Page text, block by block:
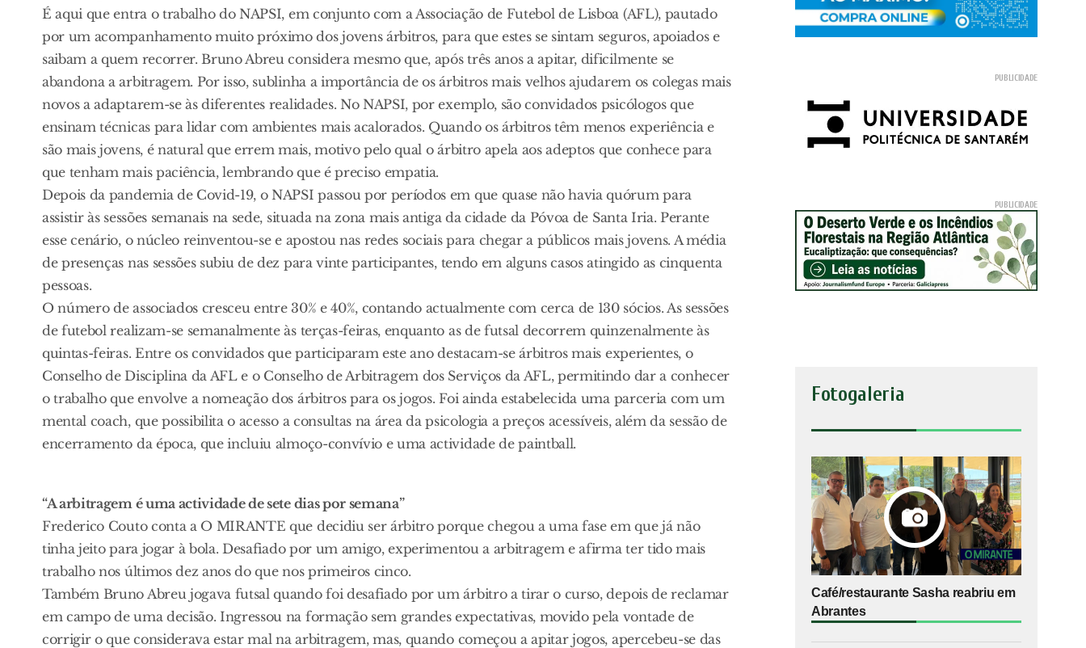
É aqui que entra o trabalho do NAPSI, em conjunto com a Associação de Futebol de Lisboa (AFL), pautado
por um acompanhamento muito próximo dos jovens árbitros, para que estes se sintam seguros, apoiados e
saibam a quem recorrer. Bruno Abreu considera mesmo que, após três anos a apitar, dificilmente se
abandona a arbitragem. Por isso, sublinha a importância de os árbitros mais velhos ajudarem os colegas mais
novos a adaptarem-se às diferentes realidades. No NAPSI, por exemplo, são convidados psicólogos que
ensinam técnicas para lidar com ambientes mais acalorados. Quando os árbitros têm menos experiência e
são mais jovens, é natural que errem mais, motivo pelo qual o árbitro apela aos adeptos que conhece para
que tenham mais paciência, lembrando que é preciso empatia.
Depois da pandemia de Covid-19, o NAPSI passou por períodos em que quase não havia quórum para
assistir às sessões semanais na sede, situada na zona mais antiga da cidade da Póvoa de Santa Iria. Perante
esse cenário, o núcleo reinventou-se e apostou nas redes sociais para chegar a públicos mais jovens. A média
de presenças nas sessões subiu de dez para vinte participantes, tendo em alguns casos atingido as cinquenta
pessoas.
O número de associados cresceu entre 30% e 40%, contando actualmente com cerca de 130 sócios. As sessões
de futebol realizam-se semanalmente às terças-feiras, enquanto as de futsal decorrem quinzenalmente às
quintas-feiras. Entre os convidados que participaram este ano destacam-se árbitros mais experientes, o
Conselho de Disciplina da AFL e o Conselho de Arbitragem dos Serviços da AFL, permitindo dar a conhecer
o trabalho que envolve a nomeação dos árbitros para os jogos. Foi ainda estabelecida uma parceria com um
mental coach, que possibilita o acesso a consultas na área da psicologia a preços acessíveis, além da sessão de
encerramento da época, que incluiu almoço-convívio e uma actividade de paintball.
“A arbitragem é uma actividade de sete dias por semana”
Frederico Couto conta a O MIRANTE que decidiu ser árbitro porque chegou a uma fase em que já não
tinha jeito para jogar à bola. Desafiado por um amigo, experimentou a arbitragem e afirma ter tido mais
trabalho nos últimos dez anos do que nos primeiros cinco.
Também Bruno Abreu jogava futsal quando foi desafiado por um árbitro a tirar o curso, depois de reclamar
em campo de uma decisão. Ingressou na formação sem grandes expectativas, movido pela vontade de
corrigir o que considerava estar mal na arbitragem, mas, quando começou a apitar jogos, apercebeu-se das
Fotogaleria
Café/restaurante Sasha reabriu em
Abrantes